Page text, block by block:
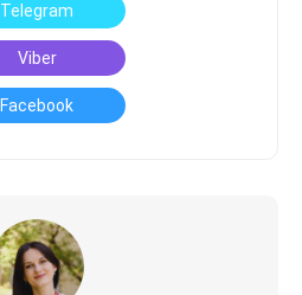
Telegram
Viber
Facebook